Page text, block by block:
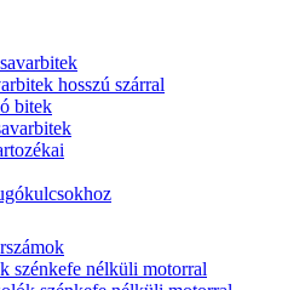
hosszú szárral
bitek
szénkefe nélküli motorral